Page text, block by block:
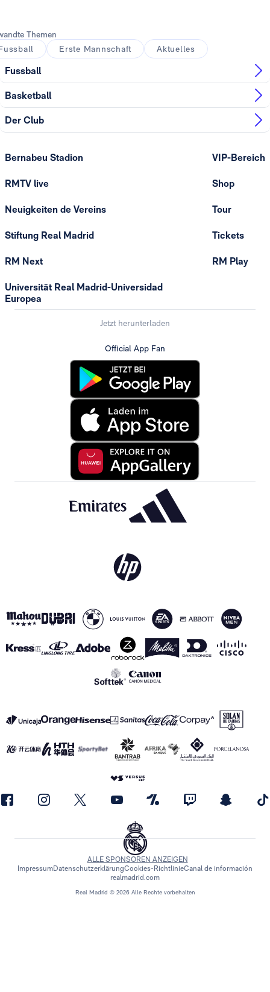
Themen
Erste Mannschaft Aktuelles
Fussball
Basketball
Der Club
Bernabeu Stadion
RMTV live
Neuigkeiten de Vereins
Stiftung Real Madrid
RM Next
Universität Real Madrid-Universidad
Europea
VIP-Bereich
Shop
Tour
Tickets
RM Play
Jetzt herunterladen
Official App Fan
Real Madrid © 2026 Alle Rechte vorbehalten
ALLE SPONSOREN ANZEIGEN
ImpressumDatenschutzerklärungCookies-RichtlinieCanal de información
realmadrid.com